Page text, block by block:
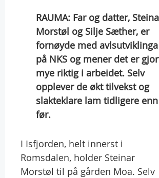
RAUMA: Far og datter,
Morstøl og Silje Sæther, er
fornøyde med avlsutviklinga
på NKS og mener det er
mye riktig i arbeidet. Selv
opplever de økt tilvekst og
slakteklare lam tidligere enn
før.
I Isfjorden, helt innerst i
Romsdalen, holder Steinar
Morstøl til på gården Moa. Selv